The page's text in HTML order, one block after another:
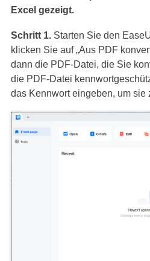
Excel gezeigt.
Schritt 1.Starten Sie den
klicken Sie auf „Aus PDF
dann die PDF-Datei, die Sie
die PDF-Datei
das Kennwort eingeben, um sie